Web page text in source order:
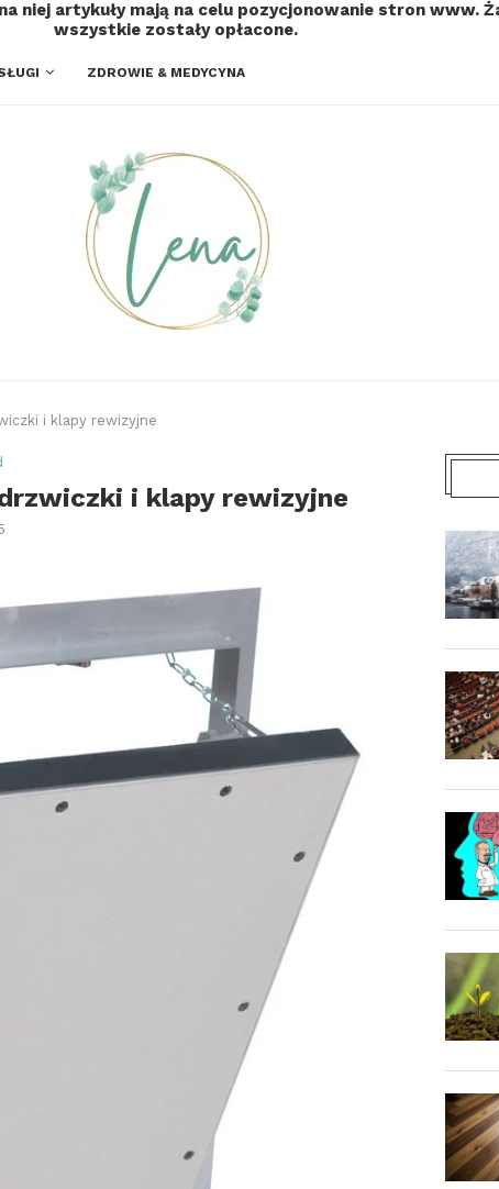
niej artykuły mają na celu pozycjonowanie stron www.
wszystkie zostały opłacone.
ZDROWIE & MEDYCYNA
i klapy rewizyjne
i klapy rewizyjne